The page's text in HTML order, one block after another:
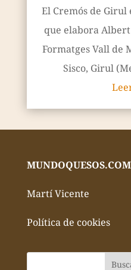
El Cremós de Girul
que elabora
Formatges Vall de
Sisco, Girul
MUNDOQUESOS.COM
Martí Vicente
Política de cookies